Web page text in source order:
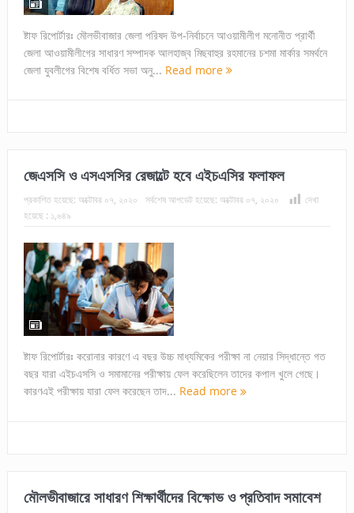
ষ্টাফ রিপোর্টারঃ মৌলভীবাজার জেলা পরিষদ উপ-নির্বাচনে আওয়ামীলীগ মনোনীত প্রার্থী
জেলা আওয়ামীলীগের সাধারণ সম্পাদক আলহাজ্ব মিছবাহুর রহমানের চশমা মার্কার সমর্থনে
জেলা যুবলীগের বিশেষ বর্ধিত সভা অনু... Read more
জেএসসি ও এসএসসির রেজাল্টে হবে এইচএসির ফলাফল
প্রকাশিত হয়েছে: অক্টোবর ০৭, ২০২০ সর্বশেষ আপডেট হয়েছে: অক্টোবর ০৭, ২০২০
দেখা
হয়েছে : ১,৬৪৯
ষ্টাফ রিপোর্টারঃ করোনার কারণে এ বছর উচ্চ মাধ্যমিকের পরীক্ষা না নেয়ার সিদ্ধান্তে গত
বছর যারা এইচএসসি ও সমামানের পরীক্ষায় ফেল করেছিলেন তাদের কপাল খুলে গেছে।
কারণএই পরীক্ষায় যারা ফেল করেছেন তাদ... Read more
মৌলভীবাজারে সাধারণ শিক্ষার্থীদের বিক্ষোভ ও প্রতিবাদ সমাবেশ